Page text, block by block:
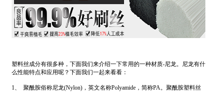
塑料丝成分有很多种，下面我们来介绍一下常用的一种材质-尼龙。尼龙有什
么性能特点和应用呢？下面我们一起来看看：
1、 聚酰胺俗称尼龙(Nylon)，英文名称Polyamide，简称PA。聚酰胺塑料丝